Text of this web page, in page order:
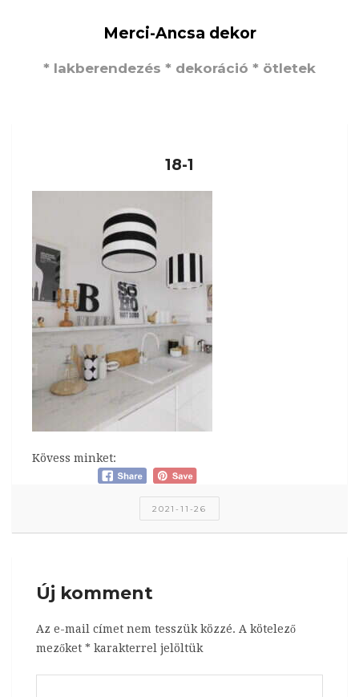
Merci-Ancsa dekor
* lakberendezés * dekoráció * ötletek
18-1
Kövess minket:
2021-11-26
Új komment
Az e-mail címet nem tesszük közzé. A kötelező
mezőket * karakterrel jelöltük